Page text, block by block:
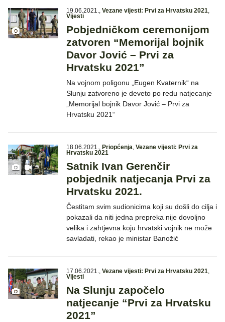
19.06.2021., Vezane vijesti: Prvi za Hrvatsku 2021,
Vijesti
Pobjedničkom ceremonijom
zatvoren “Memorijal bojnik
Davor Jović – Prvi za
Hrvatsku 2021”
Na vojnom poligonu „Eugen Kvaternik“ na
Slunju zatvoreno je deveto po redu natjecanje
„Memorijal bojnik Davor Jović – Prvi za
Hrvatsku 2021“
18.06.2021., Priopćenja, Vezane vijesti: Prvi za
Hrvatsku 2021
Satnik Ivan Gerenčir
pobjednik natjecanja Prvi za
Hrvatsku 2021.
Čestitam svim sudionicima koji su došli do cilja i
pokazali da niti jedna prepreka nije dovoljno
velika i zahtjevna koju hrvatski vojnik ne može
savladati, rekao je ministar Banožić
17.06.2021., Vezane vijesti: Prvi za Hrvatsku 2021,
Vijesti
Na Slunju započelo
natjecanje “Prvi za Hrvatsku
2021”